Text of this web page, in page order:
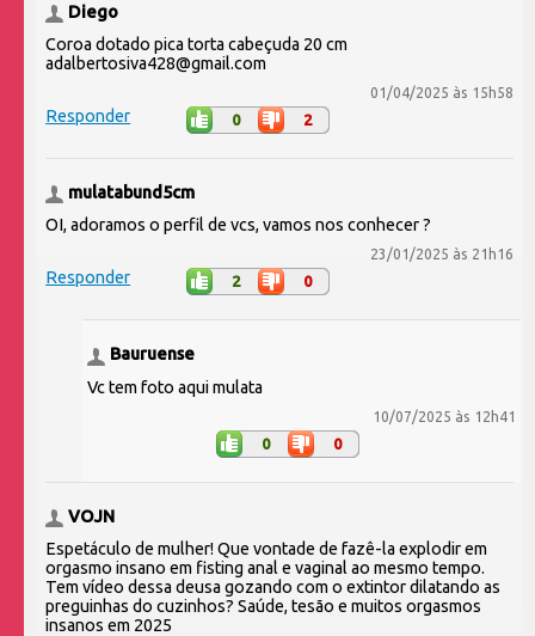
Diego
Coroa dotado pica torta cabeçuda 20 cm
adalbertosiva428@gmail.com
01/04/2025 às 15h58
Responder 0 2
mulatabund5cm
OI, adoramos o perfil de vcs, vamos nos conhecer ?
23/01/2025 às 21h16
Responder 2 0
Bauruense
Vc tem foto aqui mulata
10/07/2025 às 12h41
0 0
VOJN
Espetáculo de mulher! Que vontade de fazê-la explodir em
orgasmo insano em fisting anal e vaginal ao mesmo tempo.
Tem vídeo dessa deusa gozando com o extintor dilatando as
preguinhas do cuzinhos? Saúde, tesão e muitos orgasmos
insanos em 2025